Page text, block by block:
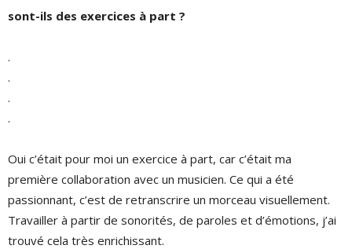
sont-ils des exercices à part ?
.
.
.
.
Oui c’était pour moi un exercice à part, car c’était ma
première collaboration avec un musicien. Ce qui a été
passionnant, c’est de retranscrire un morceau visuellement.
Travailler à partir de sonorités, de paroles et d’émotions, j’ai
trouvé cela très enrichissant.